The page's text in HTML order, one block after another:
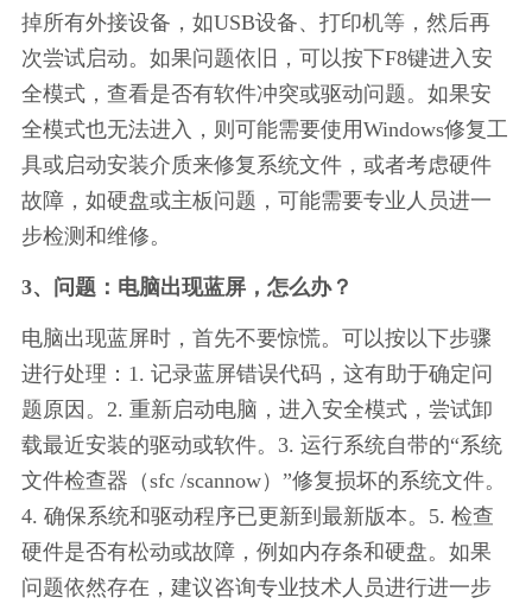
掉所有外接设备，如USB设备、打印机等，然后再
次尝试启动。如果问题依旧，可以按下F8键进入安
全模式，查看是否有软件冲突或驱动问题。如果安
全模式也无法进入，则可能需要使用Windows修复工
具或启动安装介质来修复系统文件，或者考虑硬件
故障，如硬盘或主板问题，可能需要专业人员进一
步检测和维修。
3、问题：电脑出现蓝屏，怎么办？
电脑出现蓝屏时，首先不要惊慌。可以按以下步骤
进行处理：1. 记录蓝屏错误代码，这有助于确定问
题原因。2. 重新启动电脑，进入安全模式，尝试卸
载最近安装的驱动或软件。3. 运行系统自带的“系统
文件检查器（sfc /scannow）”修复损坏的系统文件。
4. 确保系统和驱动程序已更新到最新版本。5. 检查
硬件是否有松动或故障，例如内存条和硬盘。如果
问题依然存在，建议咨询专业技术人员进行进一步